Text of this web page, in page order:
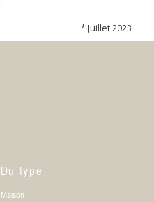
* Juillet 2023
Du type
Maison